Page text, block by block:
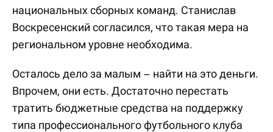
национальных сборных команд. Станислав
Воскресенский согласился, что такая мера на
региональном уровне необходима.
Осталось дело за малым – найти на это деньги.
Впрочем, они есть. Достаточно перестать
тратить бюджетные средства на поддержку
типа профессионального футбольного клуба